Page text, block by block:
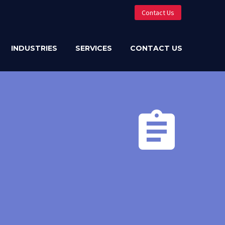
Contact Us
INDUSTRIES SERVICES CONTACT US

